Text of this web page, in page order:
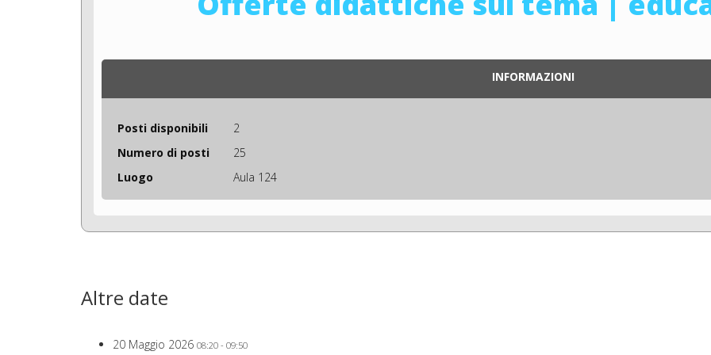
INFORMAZIONI
Posti disponibili
2
Numero di posti
25
Luogo
Aula 124
Altre date
20 Maggio 2026 08:20 - 09:50